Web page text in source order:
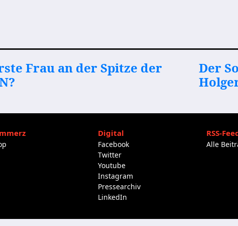
Frau an der Spitze der
Der
Digital
Facebook
Twitter
Youtube
Instagram
Pressearchiv
LinkedIn
RSS-
Alle